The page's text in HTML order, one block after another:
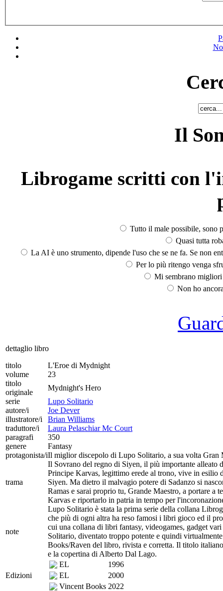
Il
Librogame scritti con
Tutto il male possibile, sono
Quasi tutta
La AI è uno strumento, dipende l'uso che se ne fa. Se non
Per lo più ritengo venga
Mi sembrano
Non ho
dettaglio libro
titolo
L'Eroe di Mydnight
volume
23
titolo
originale
Mydnight's Hero
serie
Lupo Solitario
autore/i
Joe Dever
illustratore/i
Brian Williams
traduttore/i
Laura Pelaschiar Mc Court
paragrafi
350
genere
Fantasy
protagonista/iIl miglior discepolo di Lupo Solitario, a sua volta Gran
trama
Il Sovrano del regno di Siyen, il più importante alleato
Principe Karvas, legittimo erede al trono, vive in esilio
Siyen. Ma dietro il malvagio potere di Sadanzo si
Ramas e sarai proprio tu, Grande Maestro, a portare
Karvas e riportarlo in patria in tempo per
note
Lupo Solitario è stata la prima serie della collana
che più di ogni altra ha reso famosi i libri gioco ed il
cui una collana di libri fantasy, videogames, gadget
Solitario, diventato troppo potente e quindi
Books/Raven del libro, rivista e corretta. Il titolo
e la copertina di Alberto Dal Lago.
Edizioni
EL
1996
EL
2000
Vincent Books 2022